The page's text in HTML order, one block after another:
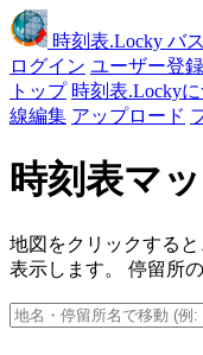
時刻表.Locky バ
ログイン ユーザー登録
トップ 時刻表.Locky
線編集 アップロード
時刻表マ
地図をクリックする
表示します。 停留所